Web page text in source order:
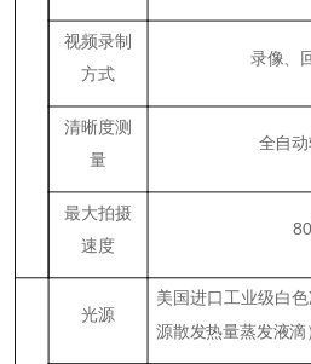
视频录制
方式
录像、
清晰度测
量
全自
最大拍摄
速度
8
光源
美国进口工业级白
源散发热量蒸发液滴